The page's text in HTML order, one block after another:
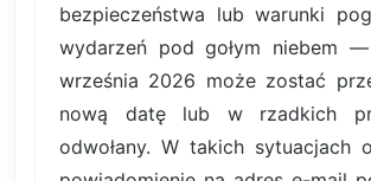
bezpieczeństwa lub warunki
wydarzeń pod gołym niebem
września 2026 może zostać
nową datę lub w rzadkich
odwołany. W takich sytuacjach